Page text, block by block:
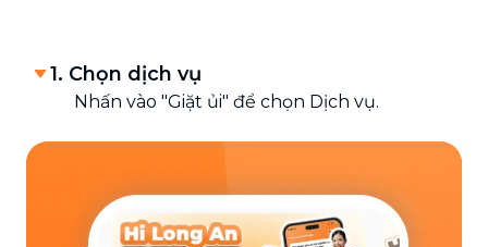
1. Chọn dịch vụ
Nhấn vào "Giặt ủi" để chọn Dịch vụ.